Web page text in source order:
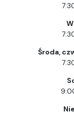
Środa,